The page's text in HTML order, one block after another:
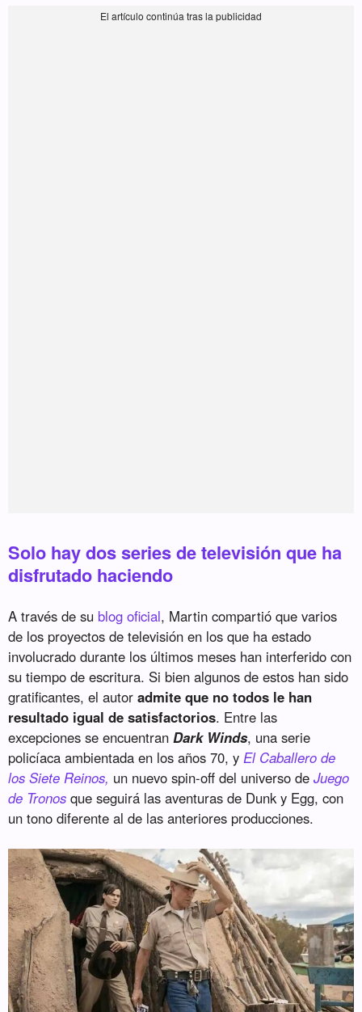
Solo hay dos series de televisión que ha
disfrutado haciendo
A través de su blog oficial, Martin compartió que varios
de los proyectos de televisión en los que ha estado
involucrado durante los últimos meses han interferido con
su tiempo de escritura. Si bien algunos de estos han sido
gratificantes, el autoradmite que no todos le han
resultado igual de satisfactorios. Entre las
excepciones se encuentran Dark Winds, una serie
policíaca ambientada en los años 70, y El Caballero de
los Siete Reinos, un nuevo spin-off del universo deJuego
de Tronos que seguirá las aventuras de Dunk y Egg, con
un tono diferente al de las anteriores producciones.